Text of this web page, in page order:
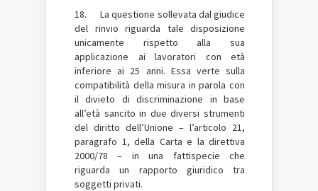
18. La questione sollevata dal giudice
del rinvio riguarda tale disposizione
unicamente rispetto alla sua
applicazione ai lavoratori con età
inferiore ai 25 anni. Essa verte sulla
compatibilità della misura in parola con
il divieto di discriminazione in base
all’età sancito in due diversi strumenti
del diritto dell’Unione – l’articolo 21,
paragrafo 1, della Carta e la direttiva
2000/78 – in una fattispecie che
riguarda un rapporto giuridico tra
soggetti privati.